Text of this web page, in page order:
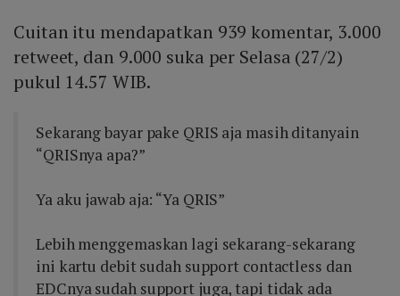
Cuitan itu mendapatkan 939 komentar, 3.000
retweet, dan 9.000 suka per Selasa (27/2)
pukul 14.57 WIB.
Sekarang bayar pake QRIS aja masih ditanyain
“QRISnya apa?”
Ya aku jawab aja: “Ya QRIS”
Lebih menggemaskan lagi sekarang-sekarang
ini kartu debit sudah support contactless dan
EDCnya sudah support juga, tapi tidak ada